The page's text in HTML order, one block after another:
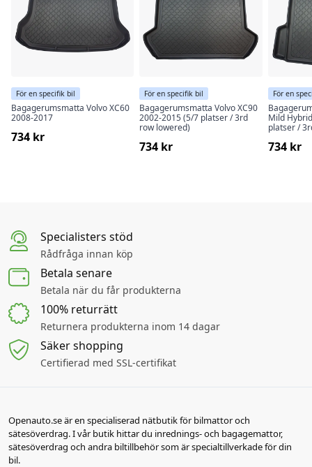
För en specifik bil
Bagagerumsmatta Volvo XC60
2008-2017
734 kr
För en specifik bil
Bagagerumsmatta Volvo XC90
2002-2015 (5/7 platser / 3rd
row lowered)
734 kr
För en
Mild
platser /
734 kr
Specialisters stöd
Rådfråga innan köp
Betala senare
Betala när du får produkterna
100% returrätt
Returnera produkterna inom 14 dagar
Säker shopping
Certifierad med SSL-certifikat
Openauto.se är en specialiserad nätbutik för bilmattor och
sätesöverdrag. I vår butik hittar du inrednings- och bagagemattor,
sätesöverdrag och andra biltillbehör som är specialtillverkade för din
bil.